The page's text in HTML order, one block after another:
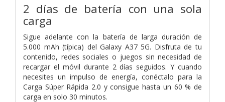
2 días de batería con una sola
carga
Sigue adelante con la batería de larga duración de
5.000 mAh (típica) del Galaxy A37 5G. Disfruta de tu
contenido, redes sociales o juegos sin necesidad de
recargar el móvil durante 2 días seguidos. Y cuando
necesites un impulso de energía, conéctalo para la
Carga Súper Rápida 2.0 y consigue hasta un 60 % de
carga en solo 30 minutos.